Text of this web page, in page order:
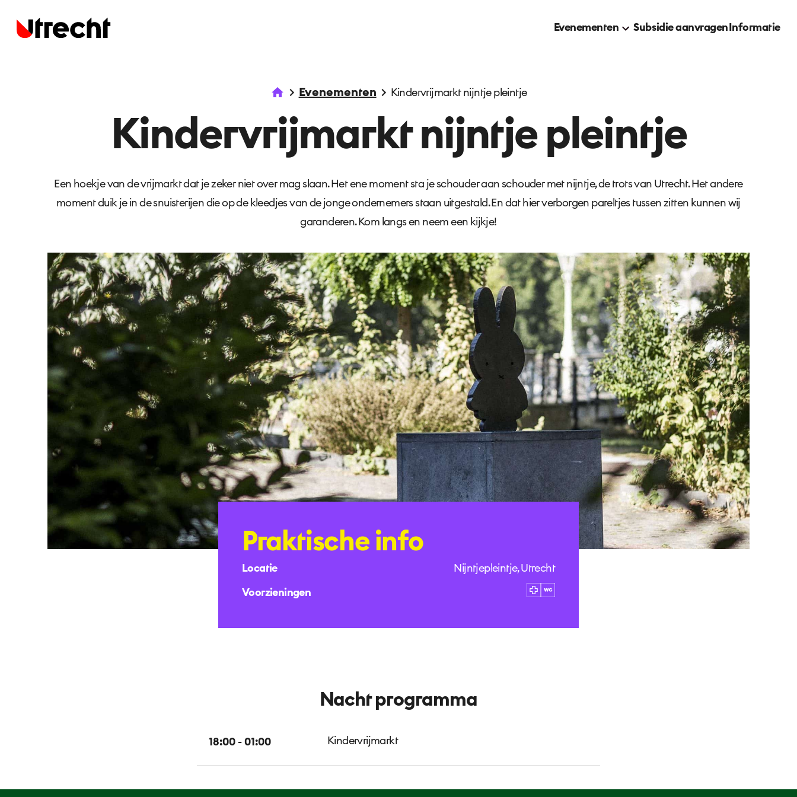
Evenementen Subsidie aanvragen Informatie
Evenementen Kindervrijmarkt nijntje pleintje
Kindervrijmarkt nijntje pleintje
Een hoekje van de vrijmarkt dat je zeker niet over mag slaan. Het ene moment sta je schouder aan schouder met nijntje, de trots van Utrecht. Het andere
moment duik je in de snuisterijen die op de kleedjes van de jonge ondernemers staan uitgestald. En dat hier verborgen pareltjes tussen zitten kunnen wij
garanderen. Kom langs en neem een kijkje!
Praktische info
Locatie Nijntjepleintje, Utrecht
Voorzieningen
Nacht programma
18:00 - 01:00 Kindervrijmarkt